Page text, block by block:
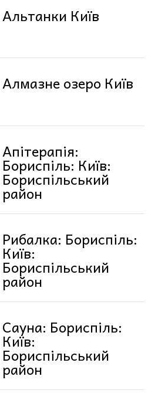
Альтанки Київ
Алмазне озеро Київ
Апітерапія:
Бориспіль: Київ:
Бориспільський
район
Рибалка: Бориспіль:
Київ:
Бориспільський
район
Сауна: Бориспіль:
Київ:
Бориспільський
район